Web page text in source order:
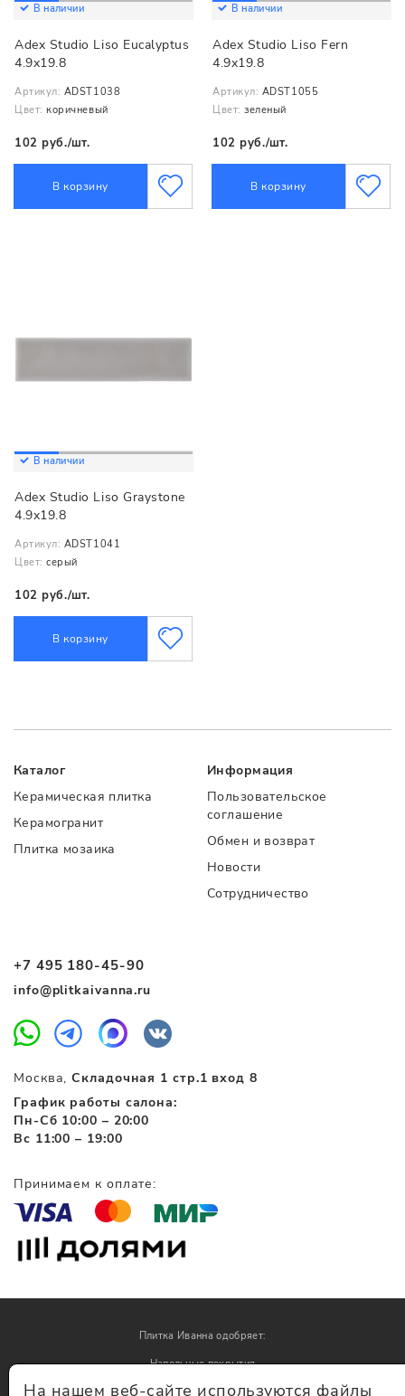
В наличии
Adex Studio Liso Eucalyptus
4.9x19.8
Артикул: ADST1038
Цвет: коричневый
102 руб./шт.
В корзину
В наличии
Adex Studio Liso Fern
4.9x19.8
Артикул: ADST1055
Цвет: зеленый
102 руб./шт.
В корзину
В наличии
Adex Studio Liso Graystone
4.9x19.8
Артикул: ADST1041
Цвет: серый
102 руб./шт.
В корзину
+7 495 180-45-90
info@plitkaivanna.ru
Москва,Складочная 1 стр.1 вход 8
График работы салона:
Пн-Сб 10:00 – 20:00
Вс 11:00 – 19:00
Каталог
Керамическая плитка
Керамогранит
Плитка мозаика
Информация
Пользовательское
соглашение
Обмен и возврат
Новости
Сотрудничество
Принимаем к оплате:
Плитка Иванна одобряет:
Напольные покрытия
На нашем веб-сайте используются файлы